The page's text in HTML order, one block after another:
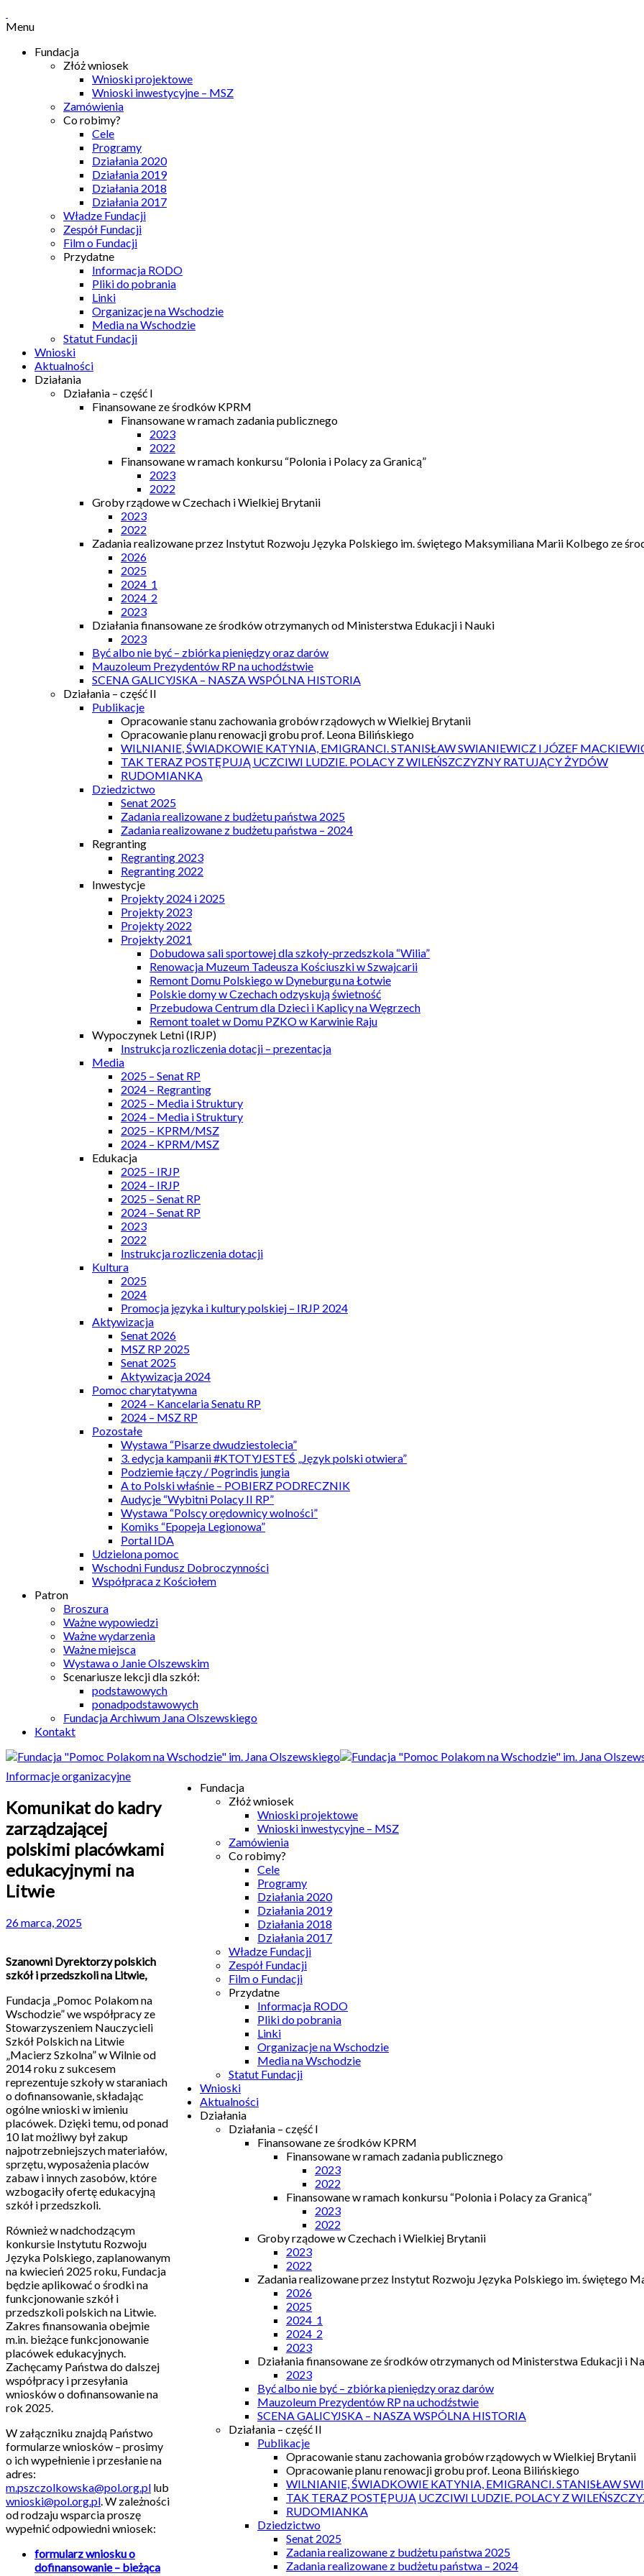
Menu
Fundacja
Złóż wniosek
Wnioski projektowe
Wnioski inwestycyjne – MSZ
Zamówienia
Co robimy?
Cele
Programy
Działania 2020
Działania 2019
Działania 2018
Działania 2017
Władze Fundacji
Zespół Fundacji
Film o Fundacji
Przydatne
Informacja RODO
Pliki do pobrania
Linki
Organizacje na Wschodzie
Media na Wschodzie
Statut Fundacji
Wnioski
Aktualności
Działania
Działania – część I
Finansowane ze środków KPRM
Finansowane w ramach zadania publicznego
2023
2022
Finansowane w ramach konkursu “Polonia i Polacy za Granicą”
2023
2022
Groby rządowe w Czechach i Wielkiej Brytanii
2023
2022
Zadania realizowane przez Instytut Rozwoju Języka Polskiego im. świętego Maksymiliana Marii Kolbego ze
2026
2025
2024_1
2024_2
2023
Działania finansowane ze środków otrzymanych od Ministerstwa Edukacji i Nauki
2023
Być albo nie być – zbiórka pieniędzy oraz darów
Mauzoleum Prezydentów RP na uchodźstwie
SCENA GALICYJSKA – NASZA WSPÓLNA HISTORIA
Działania – część II
Publikacje
Opracowanie stanu zachowania grobów rządowych w Wielkiej Brytanii
Opracowanie planu renowacji grobu prof. Leona Bilińskiego
WILNIANIE, ŚWIADKOWIE KATYNIA, EMIGRANCI. STANISŁAW SWIANIEWICZ I JÓZEF
TAK TERAZ POSTĘPUJĄ UCZCIWI LUDZIE. POLACY Z WILEŃSZCZYZNY RATUJĄCY ŻYDÓW
RUDOMIANKA
Dziedzictwo
Senat 2025
Zadania realizowane z budżetu państwa 2025
Zadania realizowane z budżetu państwa – 2024
Regranting
Regranting 2023
Regranting 2022
Inwestycje
Projekty 2024 i 2025
Projekty 2023
Projekty 2022
Projekty 2021
Dobudowa sali sportowej dla szkoły-przedszkola “Wilia”
Renowacja Muzeum Tadeusza Kościuszki w Szwajcarii
Remont Domu Polskiego w Dyneburgu na Łotwie
Polskie domy w Czechach odzyskują świetność
Przebudowa Centrum dla Dzieci i Kaplicy na Węgrzech
Remont toalet w Domu PZKO w Karwinie Raju
Wypoczynek Letni (IRJP)
Instrukcja rozliczenia dotacji – prezentacja
Media
2025 – Senat RP
2024 – Regranting
2025 – Media i Struktury
2024 – Media i Struktury
2025 – KPRM/MSZ
2024 – KPRM/MSZ
Edukacja
2025 – IRJP
2024 – IRJP
2025 – Senat RP
2024 – Senat RP
2023
2022
Instrukcja rozliczenia dotacji
Kultura
2025
2024
Promocja języka i kultury polskiej – IRJP 2024
Aktywizacja
Senat 2026
MSZ RP 2025
Senat 2025
Aktywizacja 2024
Pomoc charytatywna
2024 – Kancelaria Senatu RP
2024 – MSZ RP
Pozostałe
Wystawa “Pisarze dwudziestolecia”
3. edycja kampanii #KTOTYJESTEŚ „Język polski otwiera”
Podziemie łączy / Pogrindis jungia
A to Polski właśnie – POBIERZ PODRECZNIK
Audycje “Wybitni Polacy II RP”
Wystawa “Polscy orędownicy wolności”
Komiks “Epopeja Legionowa”
Portal IDA
Udzielona pomoc
Wschodni Fundusz Dobroczynności
Współpraca z Kościołem
Patron
Broszura
Ważne wypowiedzi
Ważne wydarzenia
Ważne miejsca
Wystawa o Janie Olszewskim
Scenariusze lekcji dla szkół:
podstawowych
ponadpodstawowych
Fundacja Archiwum Jana Olszewskiego
Kontakt
Fundacja
Złóż wniosek
Wnioski projektowe
Wnioski inwestycyjne – MSZ
Zamówienia
Co robimy?
Cele
Programy
Działania 2020
Działania 2019
Działania 2018
Działania 2017
Władze Fundacji
Zespół Fundacji
Film o Fundacji
Przydatne
Informacja RODO
Pliki do pobrania
Linki
Organizacje na Wschodzie
Media na Wschodzie
Statut Fundacji
Wnioski
Aktualności
Działania
Działania – część I
Finansowane ze środków KPRM
Finansowane w ramach zadania publicznego
2023
2022
Finansowane w ramach konkursu “Polonia i Polacy za Granicą”
2023
2022
Groby rządowe w Czechach i Wielkiej Brytanii
2023
2022
Zadania realizowane przez Instytut Rozwoju Języka Polskiego im. świętego
2026
2025
2024_1
2024_2
2023
Działania finansowane ze środków otrzymanych od Ministerstwa Edukacji i
2023
Być albo nie być – zbiórka pieniędzy oraz darów
Mauzoleum Prezydentów RP na uchodźstwie
SCENA GALICYJSKA – NASZA WSPÓLNA HISTORIA
Działania – część II
Publikacje
Opracowanie stanu zachowania grobów rządowych w Wielkiej Brytanii
Opracowanie planu renowacji grobu prof. Leona Bilińskiego
WILNIANIE, ŚWIADKOWIE KATYNIA, EMIGRANCI. STANISŁAW
TAK TERAZ POSTĘPUJĄ UCZCIWI LUDZIE. POLACY Z
RUDOMIANKA
Dziedzictwo
Senat 2025
Zadania realizowane z budżetu państwa 2025
Zadania realizowane z budżetu państwa – 2024
Informacje organizacyjne
Komunikat do kadry
zarządzającej
polskimi placówkami
edukacyjnymi na
Litwie
26 marca, 2025
Szanowni Dyrektorzy polskich
szkół i przedszkoli na Litwie,
Fundacja „Pomoc Polakom na
Wschodzie” we współpracy ze
Stowarzyszeniem Nauczycieli
Szkół Polskich na Litwie
„Macierz Szkolna” w Wilnie od
2014 roku z sukcesem
reprezentuje szkoły w staraniach
o dofinansowanie, składając
ogólne wnioski w imieniu
placówek. Dzięki temu, od ponad
10 lat możliwy był zakup
najpotrzebniejszych materiałów,
sprzętu, wyposażenia placów
zabaw i innych zasobów, które
wzbogaciły ofertę edukacyjną
szkół i przedszkoli.
Również w nadchodzącym
konkursie Instytutu Rozwoju
Języka Polskiego, zaplanowanym
na kwiecień 2025 roku, Fundacja
będzie aplikować o środki na
funkcjonowanie szkół i
przedszkoli polskich na Litwie.
Zakres finansowania obejmie
m.in. bieżące funkcjonowanie
placówek edukacyjnych.
Zachęcamy Państwa do dalszej
współpracy i przesyłania
wniosków o dofinansowanie na
rok 2025.
W załączniku znajdą Państwo
formularze wniosków – prosimy
o ich wypełnienie i przesłanie na
adres:
m.pszczolkowska@pol.org.pl lub
wnioski@pol.org.pl. W zależności
od rodzaju wsparcia proszę
wypełnić odpowiedni wniosek:
formularz wniosku o
dofinansowanie – bieżąca